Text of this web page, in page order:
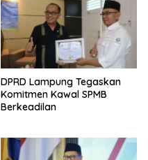
DPRD Lampung Tegaskan
Komitmen Kawal SPMB
Berkeadilan